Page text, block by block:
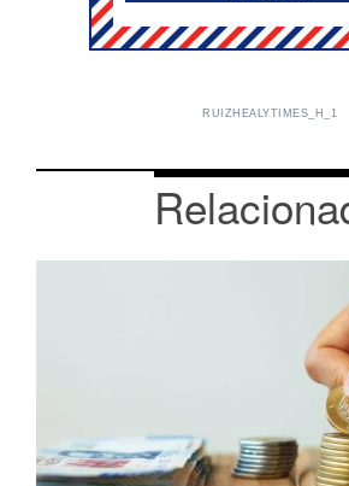
RUIZHEALYTIMES_H_1